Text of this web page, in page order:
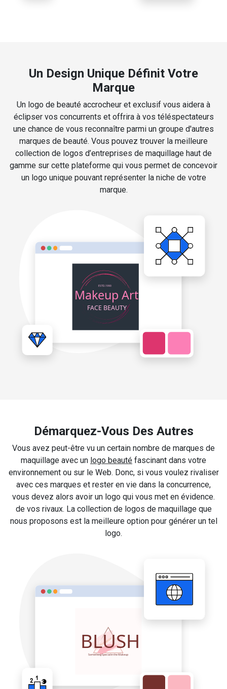
Un Design Unique Définit Votre
Marque
Un logo de beauté accrocheur et exclusif vous aidera à
éclipser vos concurrents et offrira à vos téléspectateurs
une chance de vous reconnaître parmi un groupe d'autres
marques de beauté. Vous pouvez trouver la meilleure
collection de logos d’entreprises de maquillage haut de
gamme sur cette plateforme qui vous permet de concevoir
un logo unique pouvant représenter la niche de votre
marque.
Démarquez-Vous Des Autres
Vous avez peut-être vu un certain nombre de marques de
maquillage avec un logo beauté fascinant dans votre
environnement ou sur le Web. Donc, si vous voulez rivaliser
avec ces marques et rester en vie dans la concurrence,
vous devez alors avoir un logo qui vous met en évidence.
de vos rivaux. La collection de logos de maquillage que
nous proposons est la meilleure option pour générer un tel
logo.